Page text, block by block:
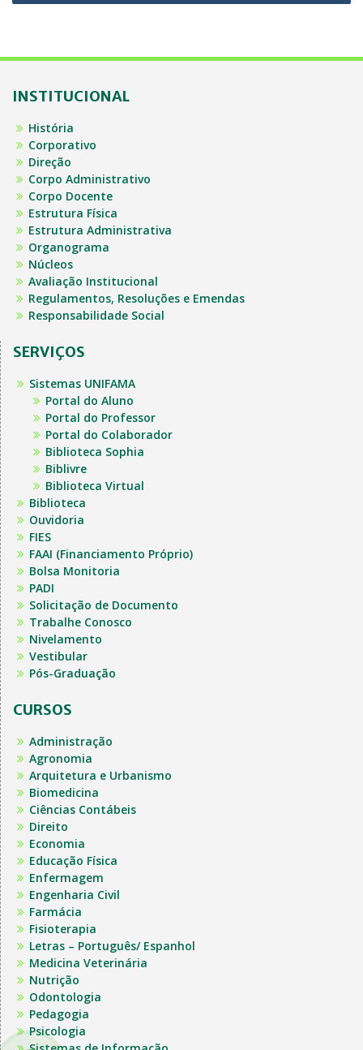
INSTITUCIONAL
História
Corporativo
Direção
Corpo Administrativo
Corpo Docente
Estrutura Física
Estrutura Administrativa
Organograma
Núcleos
Avaliação Institucional
Regulamentos, Resoluções e Emendas
Responsabilidade Social
SERVIÇOS
Sistemas UNIFAMA
Portal do Aluno
Portal do Professor
Portal do Colaborador
Biblioteca Sophia
Biblivre
Biblioteca Virtual
Biblioteca
Ouvidoria
FIES
FAAI (Financiamento Próprio)
Bolsa Monitoria
PADI
Solicitação de Documento
Trabalhe Conosco
Nivelamento
Vestibular
Pós-Graduação
CURSOS
Administração
Agronomia
Arquitetura e Urbanismo
Biomedicina
Ciências Contábeis
Direito
Economia
Educação Física
Enfermagem
Engenharia Civil
Farmácia
Fisioterapia
Letras – Português/ Espanhol
Medicina Veterinária
Nutrição
Odontologia
Pedagogia
Psicologia